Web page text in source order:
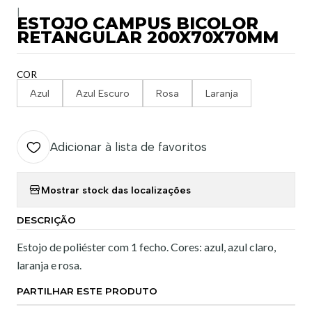
ESTOJO CAMPUS BICOLOR
RETANGULAR 200X70X70MM
COR
Azul Azul Escuro Rosa Laranja
Adicionar à lista de favoritos
Mostrar stock das localizações
DESCRIÇÃO
Estojo de poliéster com 1 fecho. Cores: azul, azul claro,
laranja e rosa.
PARTILHAR ESTE PRODUTO